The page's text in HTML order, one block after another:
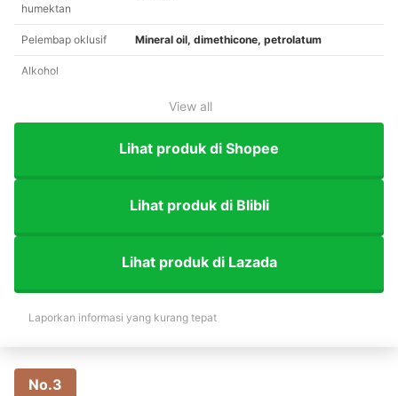
humektan
Pelembap oklusif Mineral oil, dimethicone, petrolatum
Alkohol
View all
Lihat produk di Shopee
Lihat produk di Blibli
Lihat produk di Lazada
Laporkan informasi yang kurang tepat
No.3